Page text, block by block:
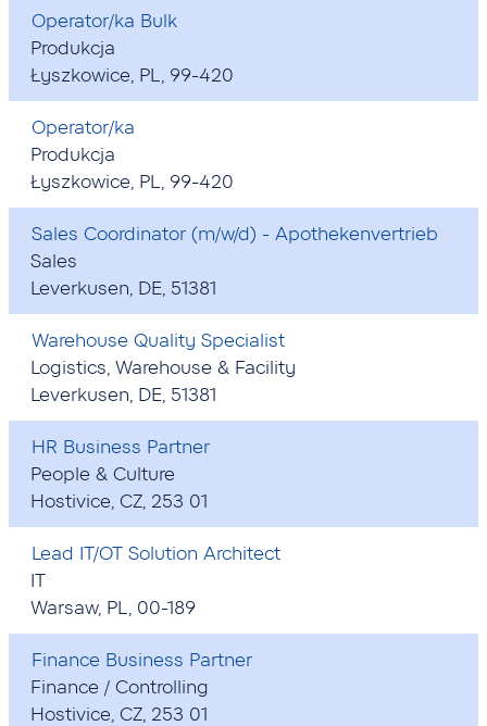
Operator/ka Bulk
Produkcja
Łyszkowice, PL, 99-420
Operator/ka
Produkcja
Łyszkowice, PL, 99-420
Sales Coordinator (m/w/d) - Apothekenvertrieb
Sales
Leverkusen, DE, 51381
Warehouse Quality Specialist
Logistics, Warehouse & Facility
Leverkusen, DE, 51381
HR Business Partner
People & Culture
Hostivice, CZ, 253 01
Lead IT/OT Solution Architect
IT
Warsaw, PL, 00-189
Finance Business Partner
Finance / Controlling
Hostivice, CZ, 253 01